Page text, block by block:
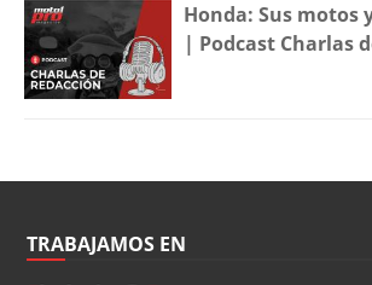
Honda: Sus motos
| Podcast Charlas
TRABAJAMOS EN